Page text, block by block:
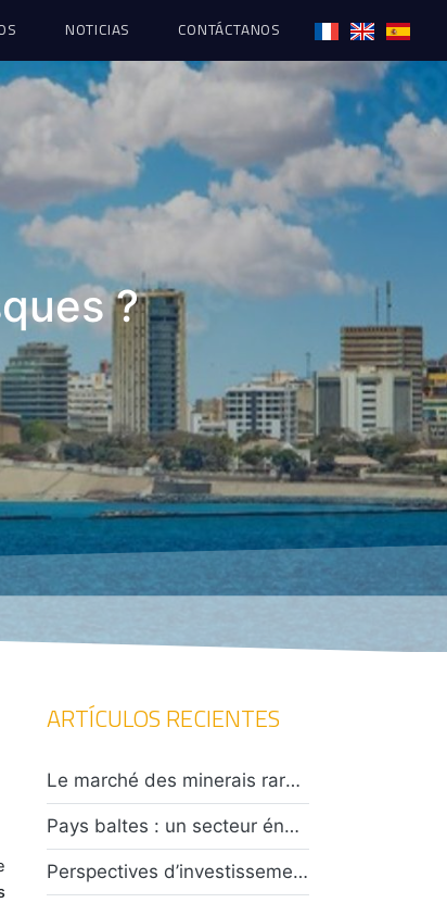
NOTICIAS CONTÁCTANOS
?
ARTÍCULOS RECIENTES
Le marché des minerais rares en Asie centrale : opportunités et défis pour les investisseurs
Pays baltes : un secteur énergétique en plein essor confronté à un climat de tensions caractérisées
Perspectives d’investissements en Indonésie : entre attractivité économique et défis sécuritaires